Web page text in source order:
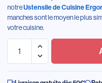
notreUstensile de Cuisine
manches sont le moyen le plus
votre cuisine.